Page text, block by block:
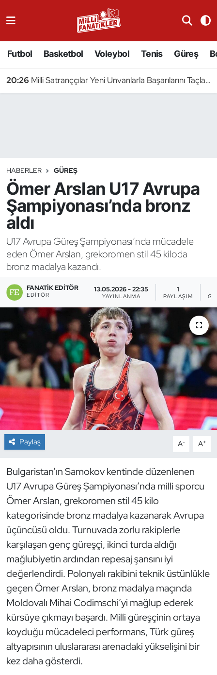
Futbol Basketbol Voleybol Tenis Güreş
20:26 Milli Satranççılar Yeni Unvanlarla Başarılarını Taçlandırdı
HABERLER GÜREŞ
Ömer Arslan U17 Avrupa
Şampiyonası’nda bronz
aldı
U17 Avrupa Güreş Şampiyonası’nda mücadele
eden Ömer Arslan, grekoromen stil 45 kiloda
bronz madalya kazandı.
FANATIK EDITÖR
EDITÖR
13.05.2026 - 22:35
YAYINLANMA
1
PAYLAŞIM
Paylaş A- A+
Bulgaristan’ın Samokov kentinde düzenlenen
U17 Avrupa Güreş Şampiyonası’nda milli sporcu
Ömer Arslan, grekoromen stil 45 kilo
kategorisinde bronz madalya kazanarak Avrupa
üçüncüsü oldu. Turnuvada zorlu rakiplerle
karşılaşan genç güreşçi, ikinci turda aldığı
mağlubiyetin ardından repesaj şansını iyi
değerlendirdi. Polonyalı rakibini teknik üstünlükle
geçen Ömer Arslan, bronz madalya maçında
Moldovalı Mihai Codimschi’yi mağlup ederek
kürsüye çıkmayı başardı. Milli güreşçinin ortaya
koyduğu mücadeleci performans, Türk güreş
altyapısının uluslararası arenadaki yükselişini bir
kez daha gösterdi.
Badminton
Binicilik
Bisiklet
Bocce Bowling Dart
Boks
Briç
Buz Hokeyi
Buz Pateni
Çim Hokeyi
Cimnastik
Curling
Dağcılık
Dövüş Sanatı
E-Spor
Eskrim
Futbol
Futsal
Genel
Golf
Güreş